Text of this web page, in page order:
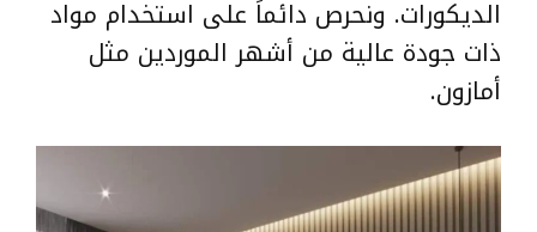
الديكورات. ونحرص دائماً على استخدام مواد
ذات جودة عالية من أشهر الموردين مثل
أمازون.